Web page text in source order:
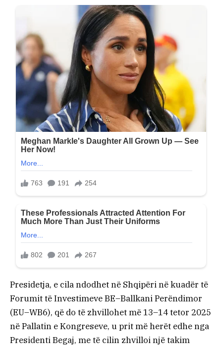
Presidetja, e cila ndodhet në Shqipëri në kuadër të
Forumit të Investimeve BE–Ballkani Perëndimor
(EU–WB6), që do të zhvillohet më 13–14 tetor 2025
në Pallatin e Kongreseve, u prit më herët edhe nga
Presidenti Begaj, me të cilin zhvilloi një takim